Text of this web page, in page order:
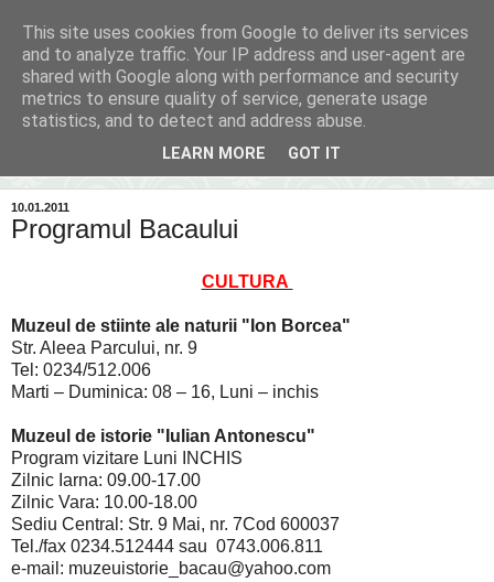
Inima Bacăului
Din inima Bacăului...spre inima ta...
10.01.2011
Programul Bacaului
CULTURA
Muzeul de stiinte ale naturii "Ion Borcea"
Str. Aleea Parcului, nr. 9
Tel: 0234/512.006
Marti – Duminica: 08 – 16, Luni – inchis
Muzeul de istorie "Iulian Antonescu"
Program vizitare Luni INCHIS
Zilnic Iarna: 09.00-17.00
Zilnic Vara: 10.00-18.00
Sediu Central: Str. 9 Mai, nr. 7Cod 600037
Tel./fax 0234.512444 sau 0743.006.811
e-mail: muzeuistorie_bacau@yahoo.com
This site uses cookies from Google to deliver its services
and to analyze traffic. Your IP address and user-agent are
shared with Google along with performance and security
metrics to ensure quality of service, generate usage
statistics, and to detect and address abuse.
LEARN MORE GOT IT